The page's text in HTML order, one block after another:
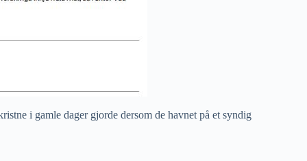
i gamle dager gjorde dersom de havnet på et syndig